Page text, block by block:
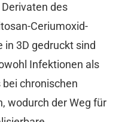
des
Ceriumoxid-
in 3D gedruckt sind
Infektionen als
chronischen
wodurch der Weg für